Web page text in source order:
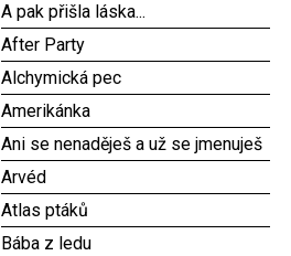
A pak přišla láska...
After Party
Alchymická pec
Amerikánka
Ani se nenaděješ a už se jmenuješ
Arvéd
Atlas ptáků
Bába z ledu